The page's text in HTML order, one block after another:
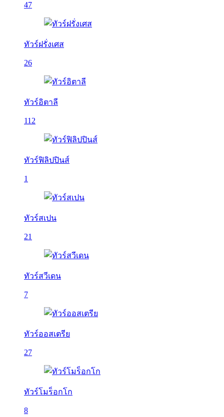
47
ทัวร์ฝรั่งเศส
26
ทัวร์อิตาลี
112
ทัวร์ฟิลิปปินส์
1
ทัวร์สเปน
21
ทัวร์สวีเดน
7
ทัวร์ออสเตรีย
27
ทัวร์โมร็อกโก
8